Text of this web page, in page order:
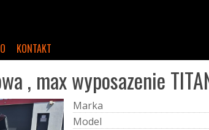
KONTAKT
, max wyposazenie
Marka
Model